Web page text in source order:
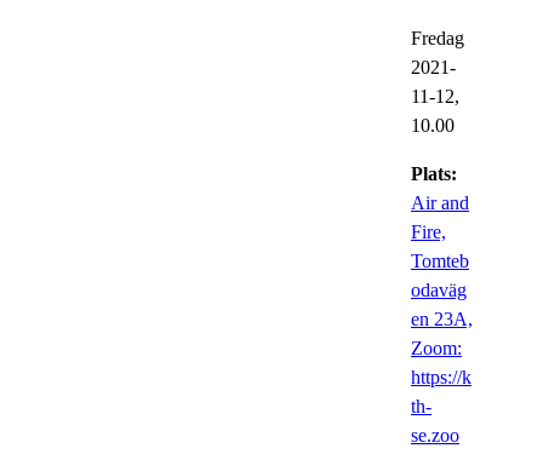
Fredag
2021-
11-12,
10.00
Plats:
Air and
Fire,
Tomteb
odaväg
en 23A,
Zoom:
https://k
th-
se.zoo